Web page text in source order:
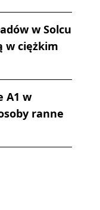
w Solcu
w ciężkim
A1 w
ranne